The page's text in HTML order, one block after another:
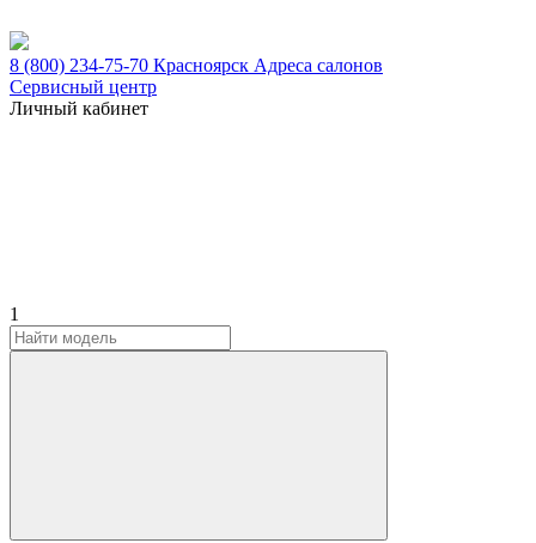
8 (800) 234-75-70 Красноярск Адреса салонов
Сервисный центр
Личный кабинет
1